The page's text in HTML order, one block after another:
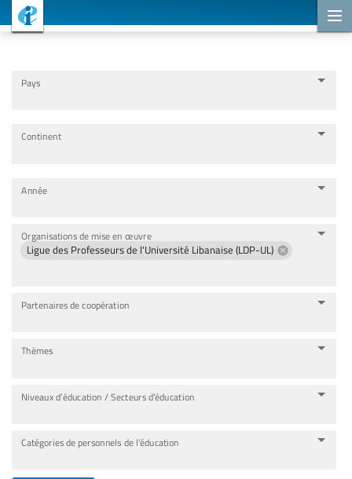
Pays
Continent
Année
Organisations de mise en œuvre
Ligue des Professeurs de l'Université Libanaise (LDP-UL)
Partenaires de coopération
Thèmes
Niveaux d’éducation / Secteurs d’éducation
Catégories de personnels de l’éducation